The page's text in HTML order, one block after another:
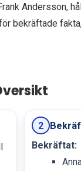
Andersson,
bekräftade
2
Bekräftat: